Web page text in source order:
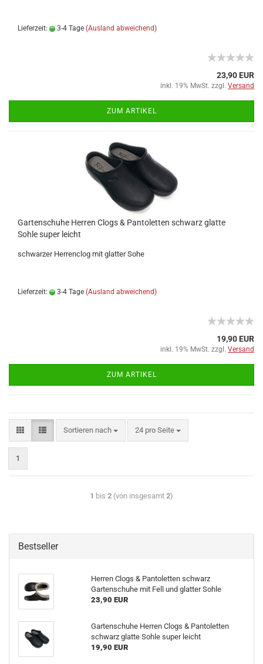
Lieferzeit: 3-4 Tage (Ausland abweichend)
23,90 EUR
inkl. 19% MwSt. zzgl. Versand
ZUM ARTIKEL
Gartenschuhe Herren Clogs & Pantoletten schwarz glatte
Sohle super leicht
schwarzer Herrenclog mit glatter Sohe
Lieferzeit: 3-4 Tage (Ausland abweichend)
19,90 EUR
inkl. 19% MwSt. zzgl. Versand
ZUM ARTIKEL
Sortieren nach 24 pro Seite
1
1 bis 2 (von insgesamt 2)
Bestseller
Herren Clogs & Pantoletten schwarz
Gartenschuhe mit Fell und glatter Sohle
23,90 EUR
Gartenschuhe Herren Clogs & Pantoletten
schwarz glatte Sohle super leicht
19,90 EUR